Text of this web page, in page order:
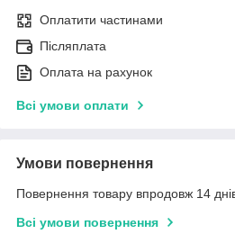
Оплатити частинами
Післяплата
Оплата на рахунок
Всі умови оплати
Умови повернення
Повернення товару впродовж 14
Всі умови повернення